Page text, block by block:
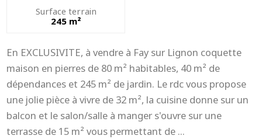
Surface terrain
245 m²
En EXCLUSIVITE, à vendre à Fay sur Lignon coquette
maison en pierres de 80 m² habitables, 40 m² de
dépendances et 245 m² de jardin. Le rdc vous propose
une jolie pièce à vivre de 32 m², la cuisine donne sur un
balcon et le salon/salle à manger s'ouvre sur une
terrasse de 15 m² vous permettant de ...